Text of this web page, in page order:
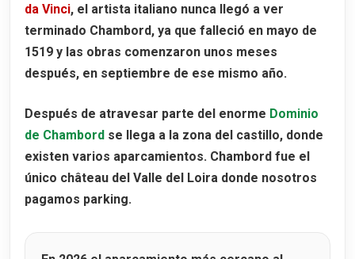
da Vinci, el artista italiano nunca llegó a ver
terminado Chambord, ya que falleció en mayo de
1519 y las obras comenzaron unos meses
después, en septiembre de ese mismo año.
Después de atravesar parte del enorme Dominio
de Chambord se llega a la zona del castillo, donde
existen varios aparcamientos. Chambord fue el
único château del Valle del Loira donde nosotros
pagamos parking.